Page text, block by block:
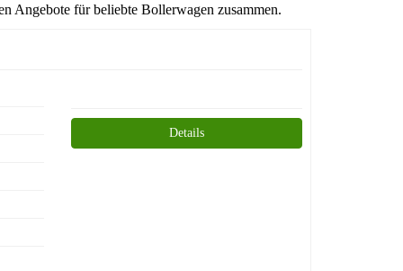
Angebote für beliebte Bollerwagen zusammen.
Details